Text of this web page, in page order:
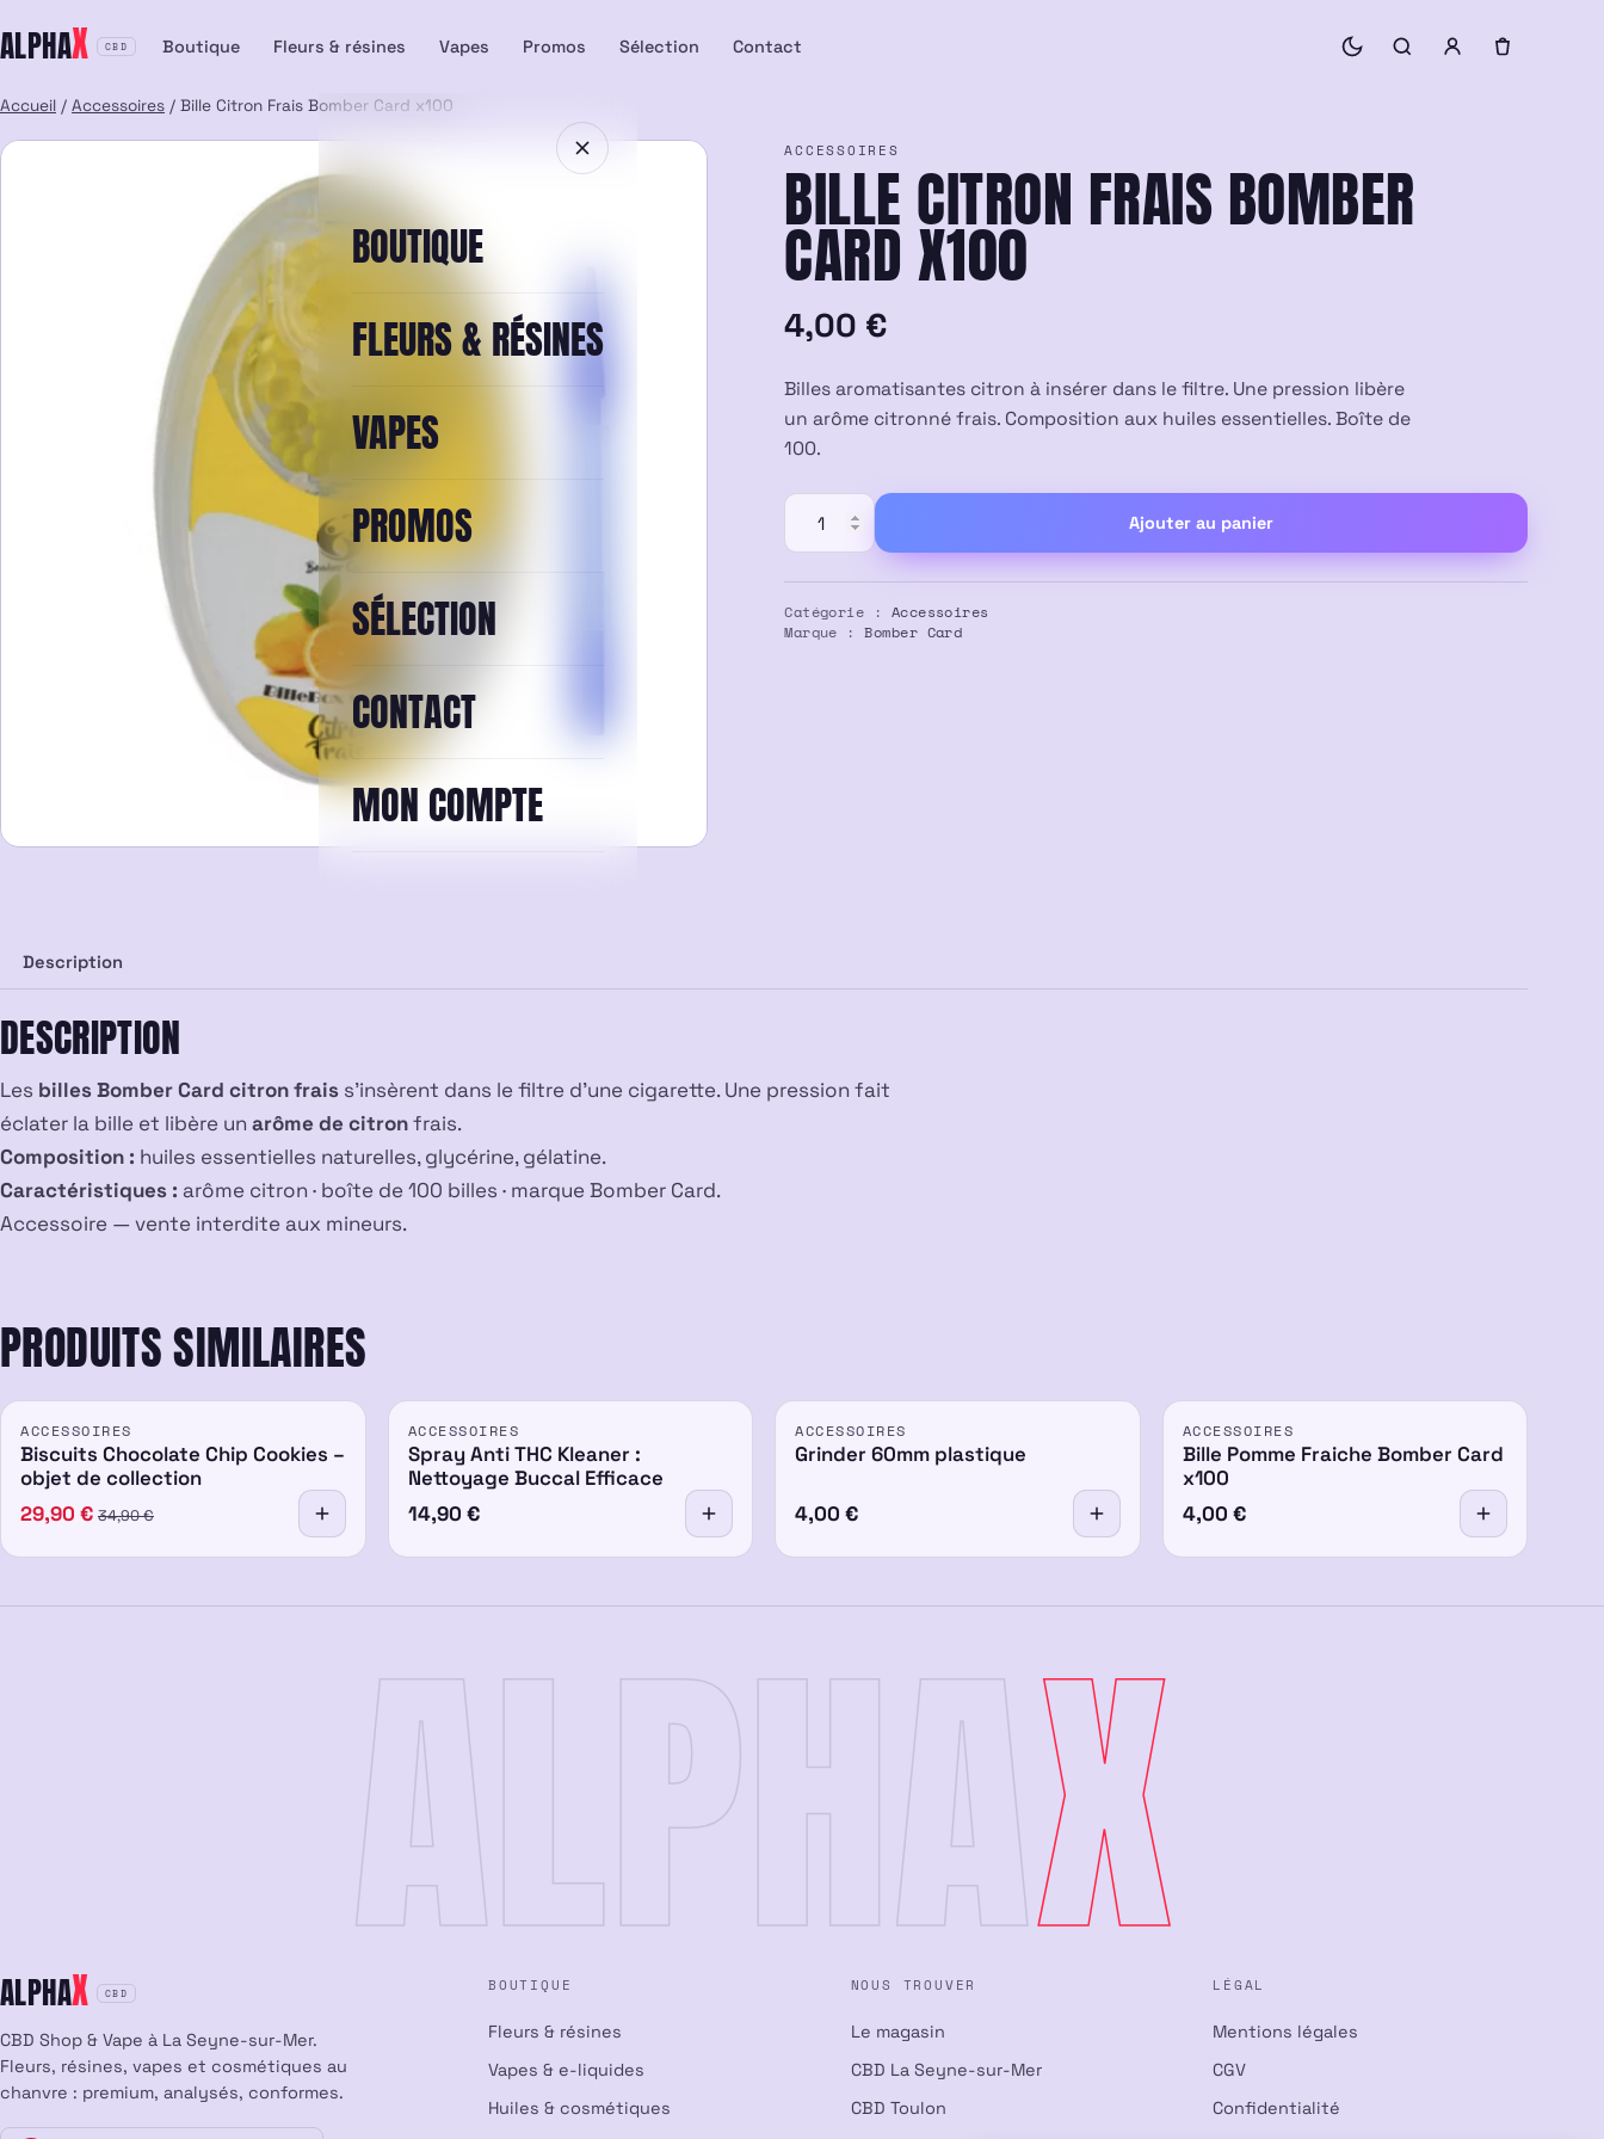
au
ALPHAX CBD Boutique Fleurs & résines Vapes Promos Sélection Contact
BOUTIQUE
FLEURS & RÉSINES
VAPES
PROMOS
SÉLECTION
CONTACT
MON COMPTE
Accueil / Accessoires / Bille Citron Frais Bomber Card x100
ACCESSOIRES
BILLE CITRON FRAIS BOMBER
CARD X100
4,00 €
Billes aromatisantes citron à insérer dans le filtre. Une pression libère
un arôme citronné frais. Composition aux huiles essentielles. Boîte de
100.
quantité
de
Frais
Ajouter au panier
Catégorie : Accessoires
Marque :Bomber Card
Description
DESCRIPTION
Les billes Bomber Card citron frais s’insèrent dans le filtre d’une cigarette. Une pression fait
éclater la bille et libère un arôme de citronfrais.
Composition : huiles essentielles naturelles, glycérine, gélatine.
Caractéristiques : arôme citron · boîte de 100 billes · marque Bomber Card.
Accessoire — vente interdite aux mineurs.
PRODUITS SIMILAIRES
PROMO
ACCESSOIRES
Biscuits Chocolate Chip Cookies –
objet de collection
29,90 € 34,90€
ACCESSOIRES
Spray Anti THC Kleaner :
Nettoyage Buccal Efficace
14,90 €
ACCESSOIRES
Grinder 60mm plastique
4,00 €
ACCESSOIRES
Bille Pomme Fraiche Bomber Card
x100
4,00 €
ALPHAX
ALPHAX CBD
CBD Shop & Vape à La Seyne-sur-Mer.
Fleurs, résines, vapes et cosmétiques au
chanvre : premium, analysés, conformes.
BOUTIQUE
Fleurs & résines
Vapes & e-liquides
Huiles & cosmétiques
NOUS TROUVER
Le magasin
CBD La Seyne-sur-Mer
CBD Toulon
LÉGAL
Mentions légales
CGV
Confidentialité